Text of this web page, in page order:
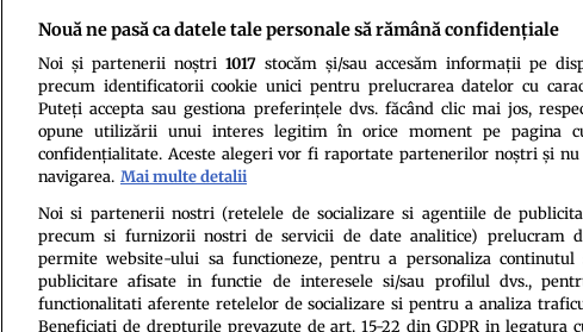
Foto: Envato
Politica de
Nouă ne pasă ca datele tale personale să rămână confidențiale
Noi și partenerii noștri 1017stocăm și/sau accesăm informații pe
precum identificatorii cookie unici pentru prelucrarea datelor cu
Puteți accepta sau gestiona preferințele dvs. făcând clic mai jos,
opune utilizării unui interes legitim în orice moment pe pagina
confidențialitate. Aceste alegeri vor fi raportate partenerilor noștri și nu
navigarea. Mai multe detalii
Noi si partenerii nostri (retelele de socializare si agentiile de
precum si furnizorii nostri de servicii de date analitice) prelucram
permite website-ului sa functioneze, pentru a personaliza
publicitare afisate in functie de interesele si/sau profilul dvs.,
functionalitati aferente retelelor de socializare si pentru a analiza
Beneficiati de drepturile prevazute de art. 15-22 din GDPR in legatura